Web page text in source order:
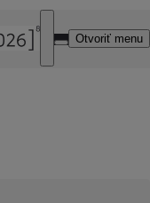
DEALER NAME
Otvoriť menu